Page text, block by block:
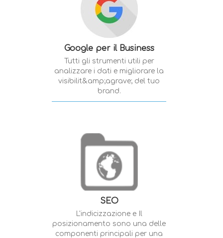
Google per il Business
Tutti gli strumenti utili per
analizzare i dati e migliorare la
visibilit&amp;agrave; del tuo
brand.
SEO
L'indicizzazione e Il
posizionamento sono una delle
componenti principali per una